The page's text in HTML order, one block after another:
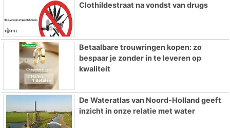
Clothildestraat na vondst van drugs
Betaalbare trouwringen kopen: zo
bespaar je zonder in te leveren op
kwaliteit
De Wateratlas van Noord-Holland geeft
inzicht in onze relatie met water